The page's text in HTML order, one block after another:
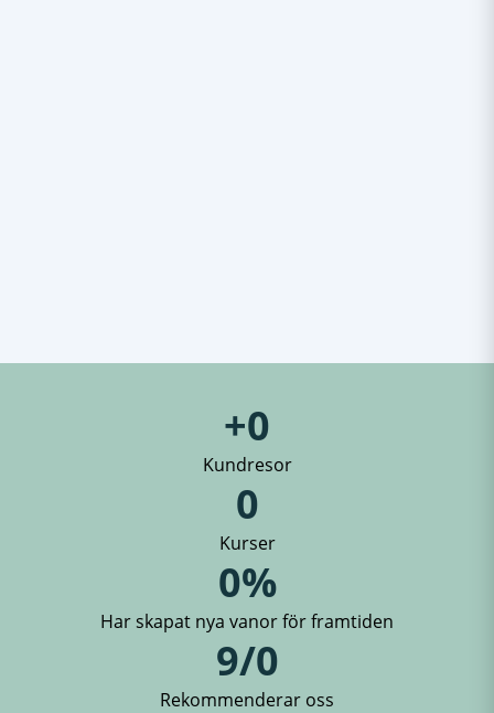
+0
Kundresor
0
Kurser
0%
Har skapat nya vanor för framtiden
9/0
Rekommenderar oss